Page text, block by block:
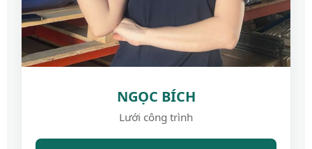
NGỌC BÍCH
Lưới công trình